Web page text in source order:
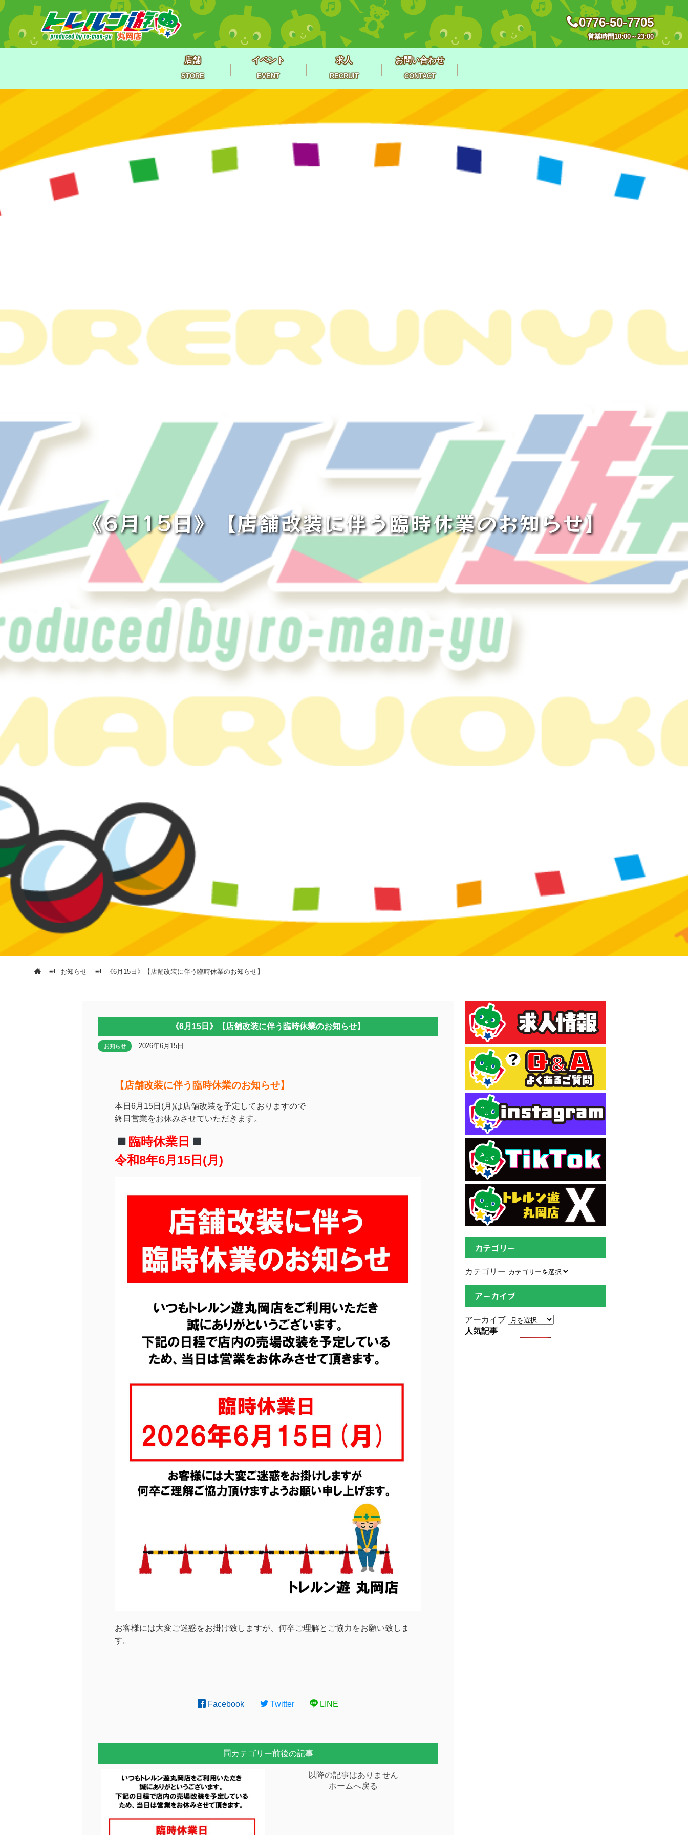
0776-50-7705
営業時間10:00～23:00
店舗
STORE
イベント
EVENT
求人
RECRUIT
お問い合わせ
CONTACT
《6月15日》【店舗改装に伴う臨時休業のお知らせ】
お知らせ 《6月15日》【店舗改装に伴う臨時休業のお知らせ】
《6月15日》【店舗改装に伴う臨時休業のお知らせ】
お知らせ 2026年6月15日
【店舗改装に伴う臨時休業のお知らせ】
本日6月15日(月)は店舗改装を予定しておりますので
終日営業をお休みさせていただきます。
臨時休業日
令和8年6月15日(月)
お客様には大変ご迷惑をお掛け致しますが、何卒ご理解とご協力をお願い致しま
す。
Facebook Twitter LINE
同カテゴリー前後の記事
以降の記事はありません
ホームへ戻る
カテゴリー
カテゴリー
アーカイブ
アーカイブ
人気記事